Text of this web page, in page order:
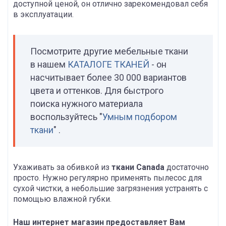
доступной ценой, он отлично зарекомендовал себя
в эксплуатации.
Посмотрите другие мебельные ткани
в нашем КАТАЛОГЕ ТКАНЕЙ - он
насчитывает более 30 000 вариантов
цвета и оттенков. Для быстрого
поиска нужного материала
воспользуйтесь "Умным подбором
ткани" .
Ухаживать за обивкой из ткани Canada достаточно
просто. Нужно регулярно применять пылесос для
сухой чистки, а небольшие загрязнения устранять с
помощью влажной губки.
Наш интернет магазин предоставляет Вам